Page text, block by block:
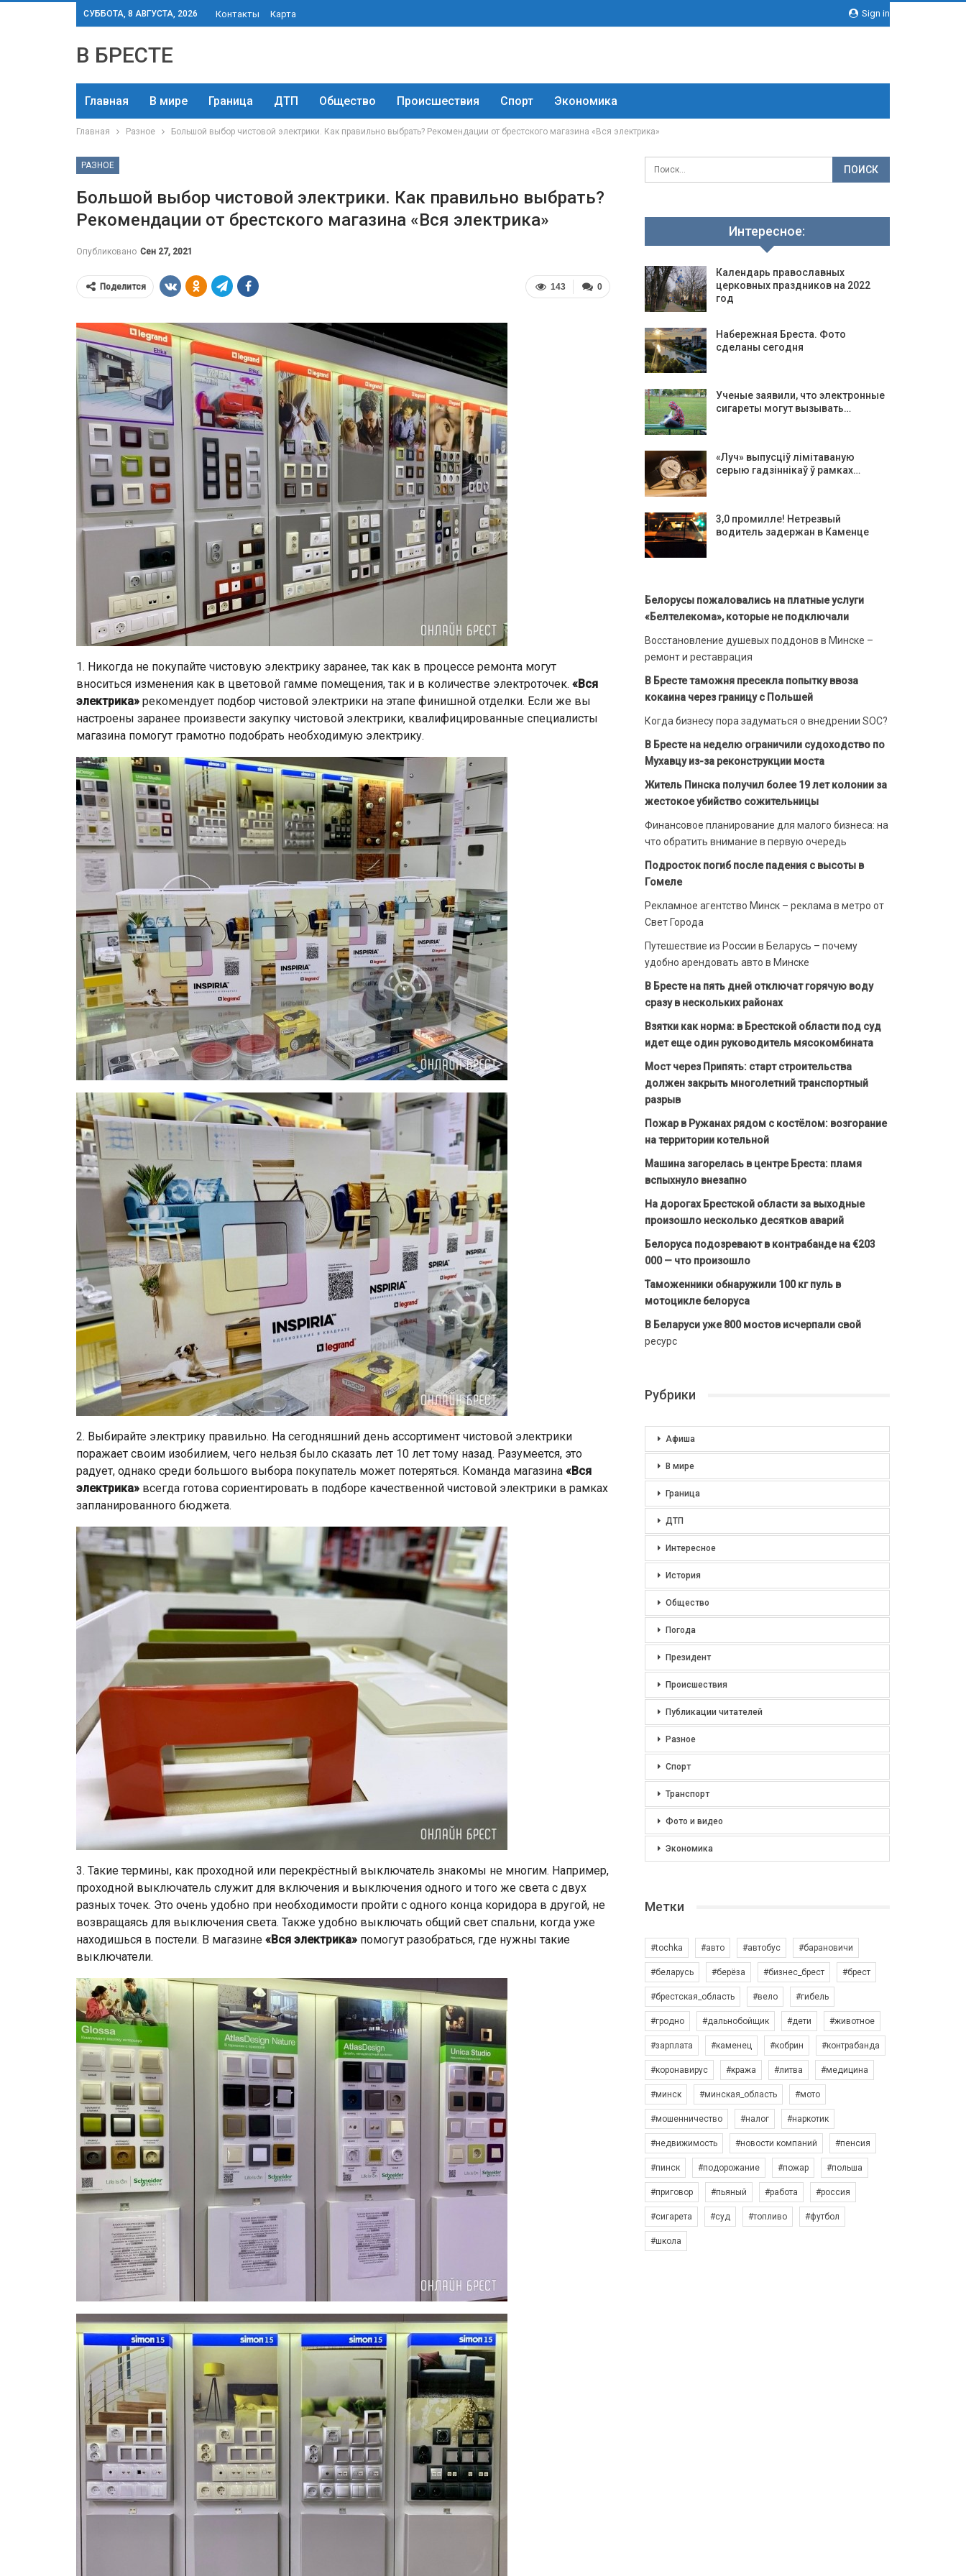
Sign in
СУББОТА, 8 АВГУСТА, 2026 Контакты Карта
В БРЕСТЕ
Главная В мире Граница ДТП Общество Происшествия Спорт Экономика
Главная Разное Большой выбор чистовой электрики. Как правильно выбрать? Рекомендации от брестского магазина «Вся электрика»
РАЗНОЕ
Большой выбор чистовой электрики. Как правильно выбрать?
Рекомендации от брестского магазина «Вся электрика»
Опубликовано Сен 27, 2021
0
143
Поделится
1. Никогда не покупайте чистовую электрику заранее, так как в процессе ремонта могут
вноситься изменения как в цветовой гамме помещения, так и в количестве электроточек. «Вся
электрика» рекомендует подбор чистовой электрики на этапе финишной отделки. Если же вы
настроены заранее произвести закупку чистовой электрики, квалифицированные специалисты
магазина помогут грамотно подобрать необходимую электрику.
2. Выбирайте электрику правильно. На сегодняшний день ассортимент чистовой электрики
поражает своим изобилием, чего нельзя было сказать лет 10 лет тому назад. Разумеется, это
радует, однако среди большого выбора покупатель может потеряться. Команда магазина «Вся
электрика» всегда готова сориентировать в подборе качественной чистовой электрики в рамках
запланированного бюджета.
3. Такие термины, как проходной или перекрёстный выключатель знакомы не многим. Например,
проходной выключатель служит для включения и выключения одного и того же света с двух
разных точек. Это очень удобно при необходимости пройти с одного конца коридора в другой, не
возвращаясь для выключения света. Также удобно выключать общий свет спальни, когда уже
находишься в постели. В магазине «Вся электрика» помогут разобраться, где нужны такие
выключатели.
Интересное:
Календарь православных
церковных праздников на 2022
год
Набережная Бреста. Фото
сделаны сегодня
Ученые заявили, что электронные
сигареты могут вызывать…
«Луч» выпусціў лiмiтаваную
серыю гадзіннікаў ў рамках…
3,0 промилле! Нетрезвый
водитель задержан в Каменце
Белорусы пожаловались на платные услуги
«Белтелекома», которые не подключали
Восстановление душевых поддонов в Минске –
ремонт и реставрация
В Бресте таможня пресекла попытку ввоза
кокаина через границу с Польшей
Когда бизнесу пора задуматься о внедрении SOC?
В Бресте на неделю ограничили судоходство по
Мухавцу из-за реконструкции моста
Житель Пинска получил более 19 лет колонии за
жестокое убийство сожительницы
Финансовое планирование для малого бизнеса: на
что обратить внимание в первую очередь
Подросток погиб после падения с высоты в
Гомеле
Рекламное агентство Минск – реклама в метро от
Свет Города
Путешествие из России в Беларусь – почему
удобно арендовать авто в Минске
В Бресте на пять дней отключат горячую воду
сразу в нескольких районах
Взятки как норма: в Брестской области под суд
идет еще один руководитель мясокомбината
Мост через Припять: старт строительства
должен закрыть многолетний транспортный
разрыв
Пожар в Ружанах рядом с костёлом: возгорание
на территории котельной
Машина загорелась в центре Бреста: пламя
вспыхнуло внезапно
На дорогах Брестской области за выходные
произошло несколько десятков аварий
Белоруса подозревают в контрабанде на €203
000 — что произошло
Таможенники обнаружили 100 кг пуль в
мотоцикле белоруса
В Беларуси уже 800 мостов исчерпали свой
ресурс
Рубрики
Афиша
В мире
Граница
ДТП
Интересное
История
Общество
Погода
Президент
Происшествия
Публикации читателей
Разное
Спорт
Транспорт
Фото и видео
Экономика
Метки
#tochka #авто #автобус #барановичи
#беларусь #берёза #бизнес_брест #брест
#брестская_область #вело #гибель
#гродно #дальнобойщик #дети #животное
#зарплата #каменец #кобрин #контрабанда
#коронавирус #кража #литва #медицина
#минск #минская_область #мото
#мошенничество #налог #наркотик
#недвижимость #новости компаний #пенсия
#пинск #подорожание #пожар #польша
#приговор #пьяный #работа #россия
#сигарета #суд #топливо #футбол
#школа